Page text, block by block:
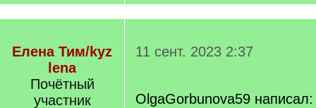
Елена Тим/kyz
lena
Почётный
участник
11 сент. 2023 2:37
OlgaGorbunova59 написал: